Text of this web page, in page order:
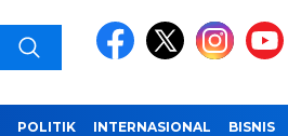
POLITIK INTERNASIONAL BISNIS